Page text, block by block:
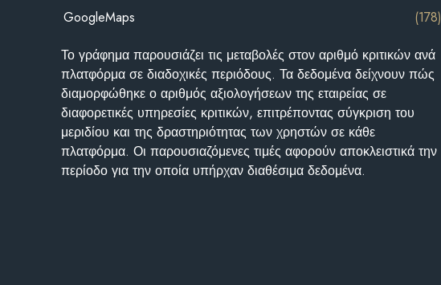
GoogleMaps (178)
Το γράφημα παρουσιάζει τις μεταβολές στον αριθμό κριτικών ανά
πλατφόρμα σε διαδοχικές περιόδους. Τα δεδομένα δείχνουν πώς
διαμορφώθηκε ο αριθμός αξιολογήσεων της εταιρείας σε
διαφορετικές υπηρεσίες κριτικών, επιτρέποντας σύγκριση του
μεριδίου και της δραστηριότητας των χρηστών σε κάθε
πλατφόρμα. Οι παρουσιαζόμενες τιμές αφορούν αποκλειστικά την
περίοδο για την οποία υπήρχαν διαθέσιμα δεδομένα.